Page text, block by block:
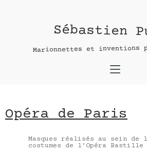
Sébastien
Marionnettes et inventions
Opéra de Paris
Masques réalisés au sein de
costumes de l’Opéra Bastille